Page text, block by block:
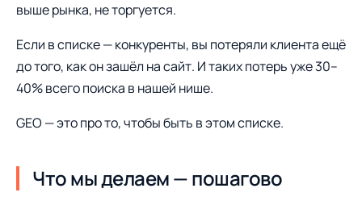
выше рынка, не торгуется.
Если в списке — конкуренты, вы потеряли клиента ещё
до того, как он зашёл на сайт. И таких потерь уже 30–
40% всего поиска в нашей нише.
GEO — это про то, чтобы быть в этом списке.
Что мы делаем — пошагово